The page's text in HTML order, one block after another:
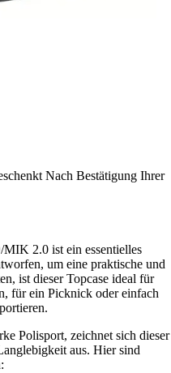
Nach Bestätigung Ihrer
2.0 ist ein essentielles
um eine praktische und
ist dieser Topcase ideal für
für ein Picknick oder einfach
Polisport, zeichnet sich dieser
aus. Hier sind